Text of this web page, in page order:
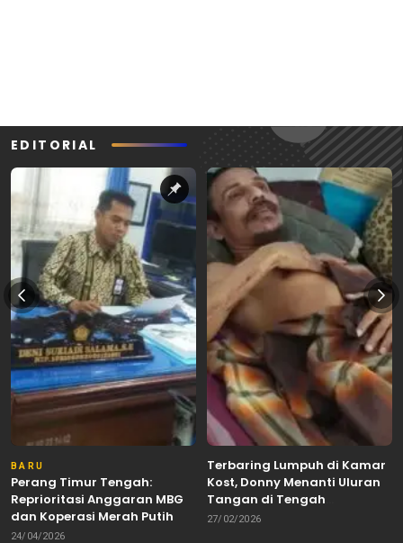
EDITORIAL
BARU
Perang Timur Tengah:
Reprioritasi Anggaran MBG
dan Koperasi Merah Putih
24/04/2026
Terbaring Lumpuh di Kamar
Kost, Donny Menanti Uluran
Tangan di Tengah
Keterbatasan
27/02/2026